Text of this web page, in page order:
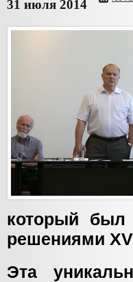
31 июля 2014
который был
решениями
Эта